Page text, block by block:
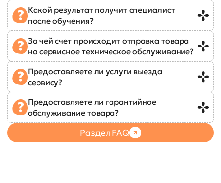
Какой результат получит специалист
после обучения?
За чей счет происходит отправка товара
на сервисное техническое обслуживание?
Предоставляете ли услуги выезда
сервису?
Предоставляете ли гарантийное
обслуживание товара?
Раздел FAQ